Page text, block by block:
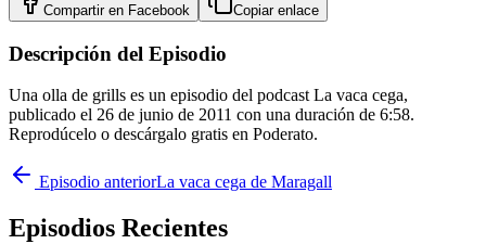
Compartir en Facebook Copiar enlace
Descripción del Episodio
Una olla de grills es un episodio del podcast La vaca cega,
publicado el 26 de junio de 2011 con una duración de 6:58.
Reprodúcelo o descárgalo gratis en Poderato.
Episodio anteriorLa vaca cega de Maragall
Episodios Recientes